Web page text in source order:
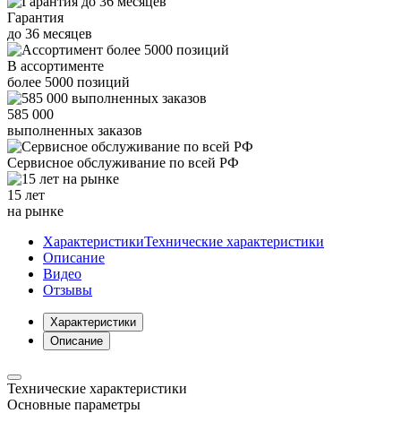
Гарантия
до 36 месяцев
В ассортименте
более 5000 позиций
585 000
выполненных заказов
Сервисное обслуживание по всей РФ
15 лет
на рынке
ХарактеристикиТехнические характеристики
Описание
Видео
Отзывы
Характеристики
Описание
Технические характеристики
Основные параметры